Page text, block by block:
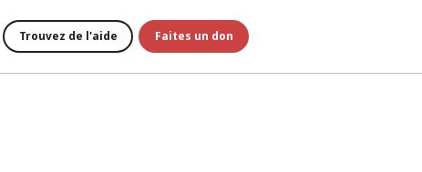
Trouvez de l'aide Faites un don